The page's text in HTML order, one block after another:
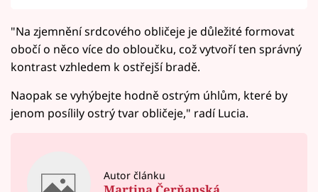
"Na zjemnění srdcového obličeje je důležité formovat
obočí o něco více do obloučku, což vytvoří ten správný
kontrast vzhledem k ostřejší bradě.
Naopak se vyhýbejte hodně ostrým úhlům, které by
jenom posílily ostrý tvar obličeje," radí Lucia.
Autor článku